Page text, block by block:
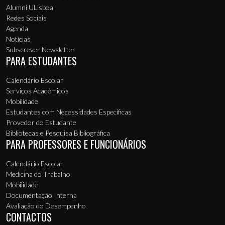
Alumni ULisboa
Redes Sociais
Agenda
Notícias
Subscrever Newsletter
PARA ESTUDANTES
Calendário Escolar
Serviços Académicos
Mobilidade
Estudantes com Necessidades Específicas
Provedor do Estudante
Bibliotecas e Pesquisa Bibliográfica
PARA PROFESSORES E FUNCIONÁRIOS
Calendário Escolar
Medicina do Trabalho
Mobilidade
Documentação Interna
Avaliação do Desempenho
CONTACTOS